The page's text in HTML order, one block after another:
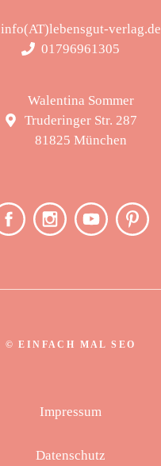
info(AT)lebensgut-verlag.de
01796961305
Walentina Sommer
Truderinger Str. 287
81825 München
©EINFACH MAL SEO
Impressum
Datenschutz